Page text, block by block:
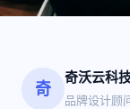
奇
奇沃云科
品牌设计顾